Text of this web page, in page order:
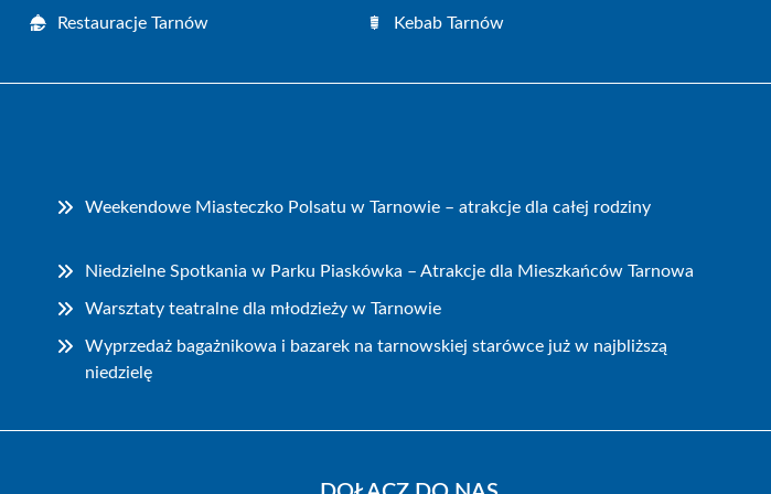
Restauracje Tarnów Kebab Tarnów
Weekendowe Miasteczko Polsatu w Tarnowie – atrakcje dla całej rodziny
Niedzielne Spotkania w Parku Piaskówka – Atrakcje dla Mieszkańców Tarnowa
Warsztaty teatralne dla młodzieży w Tarnowie
Wyprzedaż bagażnikowa i bazarek na tarnowskiej starówce już w najbliższą
niedzielę